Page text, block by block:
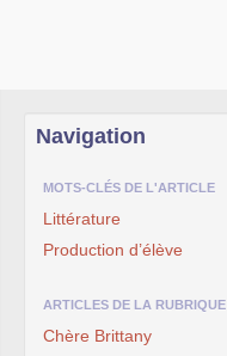
Navigation
MOTS-CLÉS DE L'ARTICLE
Littérature
Production d’élève
ARTICLES DE LA RUBRIQUE
Chère Brittany